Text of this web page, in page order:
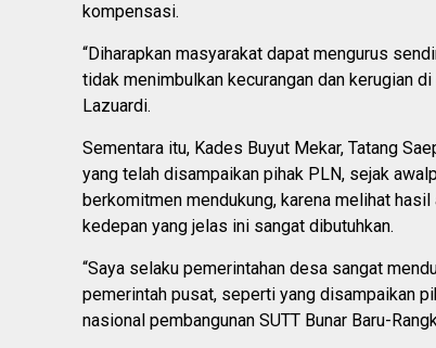
kompensasi.
“Diharapkan masyarakat dapat mengurus
tidak menimbulkan kecurangan dan kerugian di
Lazuardi.
Sementara itu, Kades Buyut Mekar, Tatang
yang telah disampaikan pihak PLN, sejak
berkomitmen mendukung, karena melihat
kedepan yang jelas ini sangat dibutuhkan.
“Saya selaku pemerintahan desa sangat
pemerintah pusat, seperti yang disampaikan
nasional pembangunan SUTT Bunar Baru-